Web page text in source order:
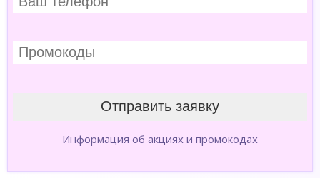
Информация об акциях и промокодах